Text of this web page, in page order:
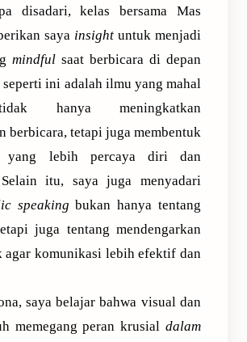
disadari, kelas bersama Mas
saya insight untuk menjadi
mindful saat berbicara di depan
ini adalah ilmu yang mahal
hanya meningkatkan
berbicara, tetapi juga membentuk
lebih percaya diri dan
itu, saya juga menyadari
speaking bukan hanya tentang
juga tentang mendengarkan
agar komunikasi lebih efektif dan
saya belajar bahwa visual dan
memegang peran krusial dalam